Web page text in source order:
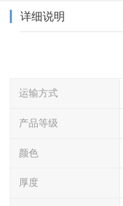
详细说明
运输方式
产品等级
颜色
厚度